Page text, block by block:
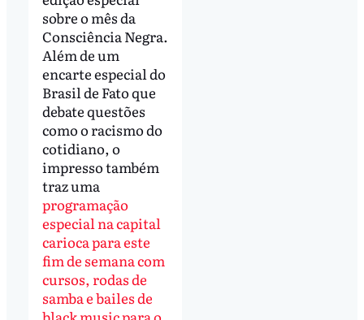
sobre o mês da
Consciência Negra.
Além de um
encarte especial do
Brasil de Fato que
debate questões
como o racismo do
cotidiano, o
impresso também
traz uma
programação
especial na capital
carioca para este
fim de semana com
cursos, rodas de
samba e bailes de